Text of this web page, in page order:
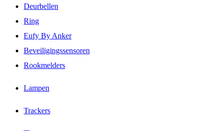
Deurbellen
Ring
Eufy By Anker
Beveiligingssensoren
Rookmelders
Lampen
Trackers